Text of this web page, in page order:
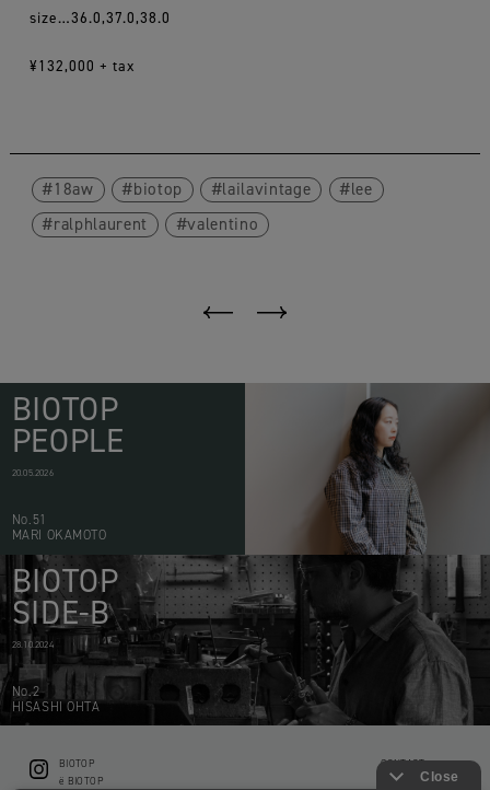
size…36.0,37.0,38.0
¥132,000 + tax
18aw biotop lailavintage
lee
ralphlaurent
valentino
BIOTOP
PEOPLE
20.05.2026
No.51
MARI OKAMOTO
BIOTOP
SIDE-B
28.10.2024
No.2
HISASHI OHTA
BIOTOP
ë BIOTOP
CONTACT
PRIVACY POLICY